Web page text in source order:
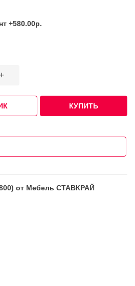
+580.00р.
КУПИТЬ
от Мебель СТАВКРАЙ